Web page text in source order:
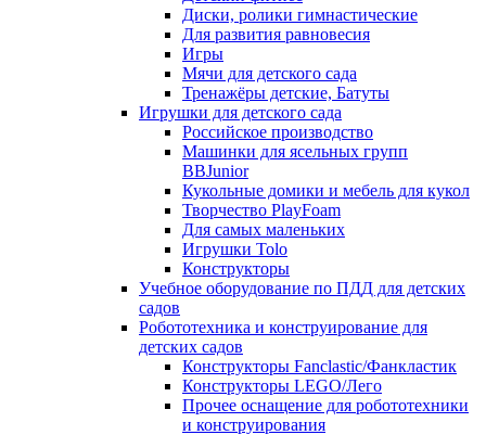
Диски, ролики гимнастические
Для развития равновесия
Игры
Мячи для детского сада
Тренажёры детские, Батуты
Игрушки для детского сада
Российское производство
Машинки для ясельных групп
BBJunior
Кукольные домики и мебель для кукол
Творчество PlayFoam
Для самых маленьких
Игрушки Tolo
Конструкторы
Учебное оборудование по ПДД для детских
садов
Робототехника и конструирование для
детских садов
Конструкторы Fanclastic/Фанкластик
Конструкторы LEGO/Лего
Прочее оснащение для робототехники
и конструирования